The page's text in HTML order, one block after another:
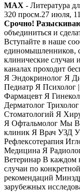
MAX - Литература
320 просм.27 июля,
Срочно!
объединиться и
Вступайте в наше
единомышленников,
клинические случаи
каналах проходит
Я Эндокринолог Я
Педиатр Я Психолог
Фармацевт Я
Дерматолог
Стоматологий Я
Я Офтальмолог Мы
клиник Я Врач УЗД
Рефлексотерапия
Медицина Я
Ветеринар В каждом
случаи по
рекомендаций
зарубежных